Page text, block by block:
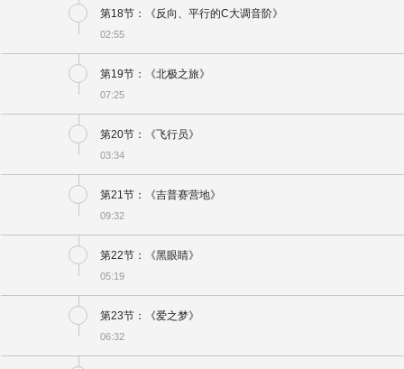
第18节：《反向、平行的C大调音阶》
02:55
第19节：《北极之旅》
07:25
第20节：《飞行员》
03:34
第21节：《吉普赛营地》
09:32
第22节：《黑眼睛》
05:19
第23节：《爱之梦》
06:32